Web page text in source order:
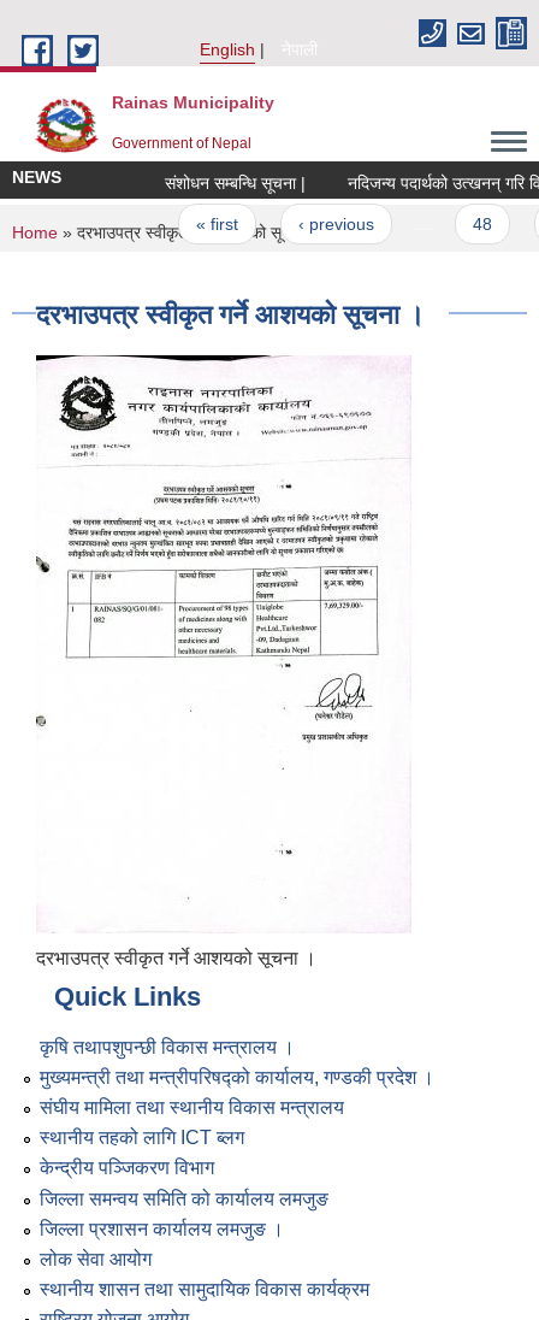
English
नेपाली
Rainas Municipality
Government of Nepal
NEWS संशोधन सम्बन्धि सूचना |
Pages
« first ‹ previous 48
You are here
Home » दरभाउपत्र स्वीकृत गर्ने आशयको सूचना ।
दरभाउपत्र स्वीकृत गर्ने आशयको सूचना ।
दरभाउपत्र स्वीकृत गर्ने आशयको सूचना ।
Quick Links
कृषि तथापशुपन्छी विकास मन्त्रालय ।
मुख्यमन्त्री तथा मन्त्रीपरिषद्को कार्यालय, गण्डकी प्रदेश ।
संघीय मामिला तथा स्थानीय विकास मन्त्रालय
स्थानीय तहको लागि ICT ब्लग
केन्द्रीय पञ्जिकरण विभाग
जिल्ला समन्वय समिति को कार्यालय लमजुङ
जिल्ला प्रशासन कार्यालय लमजुङ ।
लोक सेवा आयोग
स्थानीय शासन तथा सामुदायिक विकास कार्यक्रम